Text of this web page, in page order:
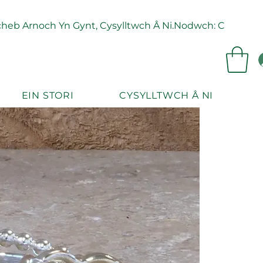
Arnoch Yn Gynt, Cysylltwch Â Ni.
EIN STORI CYSYLLTWCH Â NI